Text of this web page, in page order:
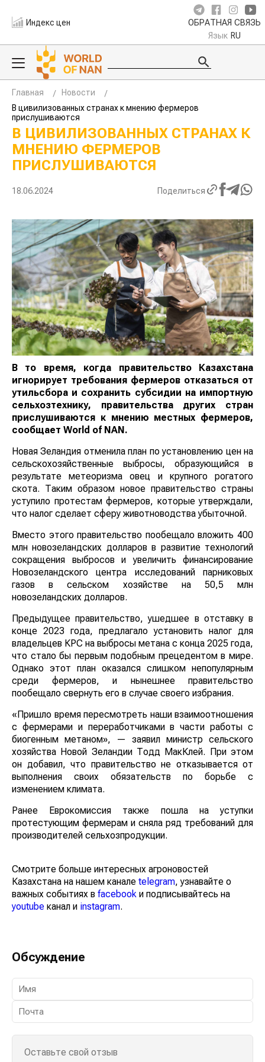
Индекс цен ОБРАТНАЯ СВЯЗЬ
Язык RU
Главная
Новости
В цивилизованных странах к мнению фермеров
прислушиваются
В ЦИВИЛИЗОВАННЫХ СТРАНАХ
К МНЕНИЮ ФЕРМЕРОВ
ПРИСЛУШИВАЮТСЯ
18.06.2024 Поделиться
В то время, когда правительство Казахстана
игнорирует требования фермеров отказаться от
утильсбора и сохранить субсидии на импортную
сельхозтехнику, правительства других стран
прислушиваются к мнению местных фермеров,
сообщает World of NAN.
Новая Зеландия отменила план по установлению цен
на сельскохозяйственные выбросы, образующийся в
результате метеоризма овец и крупного рогатого
скота. Таким образом новое правительство страны
уступило протестам фермеров, которые утверждали,
что налог сделает сферу животноводства убыточной.
Вместо этого правительство пообещало вложить 400
млн новозеландских долларов в развитие технологий
сокращения выбросов и увеличить финансирование
Новозеландского центра исследований парниковых
газов в сельском хозяйстве на 50,5 млн
новозеландских долларов.
Предыдущее правительство, ушедшее в отставку в
конце 2023 года, предлагало установить налог для
владельцев КРС на выбросы метана с конца 2025
года, что стало бы первым подобным прецедентом в
мире. Однако этот план оказался слишком
непопулярным среди фермеров, и нынешнее
правительство пообещало свернуть его в случае
«Пришло время пересмотреть наши
взаимоотношения с фермерами и переработчиками в
части работы с биогенным метаном», — заявил
министр сельского хозяйства Новой Зеландии Тодд
МакКлей. При этом он добавил, что правительство не
отказывается от выполнения своих обязательств по
Ранее Еврокомиссия также пошла на уступки
протестующим фермерам и сняла ряд требований
Смотрите больше интересных агроновостей
Казахстана на нашем каналеtelegram, узнавайте о
важных событиях вfacebook